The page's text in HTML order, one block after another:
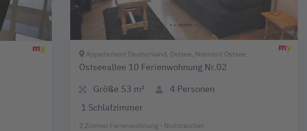
Appartement Deutschland, Ostsee, Niendorf Ostsee
Ostseeallee 10 Ferienwohnung Nr.02
53 m²
Größe 4 Personen
1 Schlafzimmer
2 Zimmer Ferienwohnung - Nichtraucher